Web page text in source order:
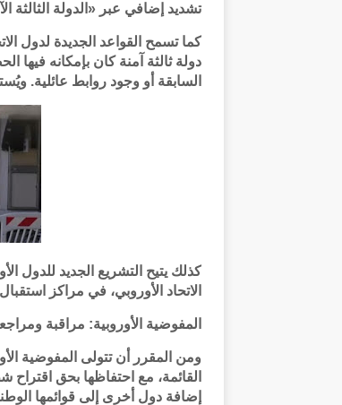
تشديد إضافي عبر «الدولة الثالثة
كما تسمح القواعد الجديدة لدول
دولة ثالثة آمنة كان بإمكانه فيها
السابقة أو وجود روابط عائلية.
كذلك يتيح التشريع الجديد للدول
الاتحاد الأوروبي، في مراكز
المفوضية الأوروبية: مراقبة
ومن المقرر أن تتولى المفوضية
القائمة، مع احتفاظها بحق
إضافة دول أخرى إلى قوائمها